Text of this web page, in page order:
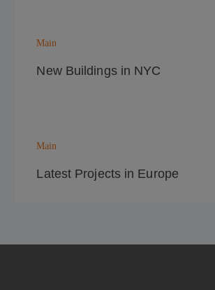
Main
New Buildings in NYC
Main
Latest Projects in Europe